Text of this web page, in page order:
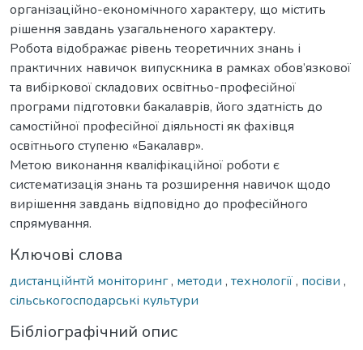
організаційно-економічного характеру, що містить
рішення завдань узагальненого характеру.
Робота відображає рівень теоретичних знань і
практичних навичок випускника в рамках обов’язкової
та вибіркової складових освітньо-професійної
програми підготовки бакалаврів, його здатність до
самостійної професійної діяльності як фахівця
освітнього ступеню «Бакалавр».
Метою виконання кваліфікаційної роботи є
систематизація знань та розширення навичок щодо
вирішення завдань відповідно до професійного
спрямування.
Ключові слова
дистанційнтй моніторинг, методи , технології, посіви ,
сільськогосподарські культури
Бібліографічний опис